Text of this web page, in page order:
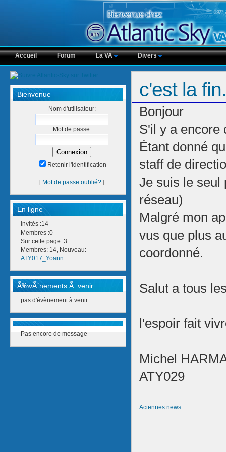
Accueil Forum La VA Divers
Bienvenue
Nom d'utilisateur:
Mot de passe:
Retenir l'identification
[ Mot de passe oublié? ]
En ligne
Invités :14
Membres :0
Sur cette page :3
Membres: 14, Nouveau:
ATY017_Yoann
Ã‰vÃ¨nements Ã venir
pas d'évènement à venir
Pas encore de message
c'est la
Bonjour
S'il y a encore
Étant donné
staff de
Je suis le seul
réseau)
Malgré mon
vus que plus
coordonné.
Salut a tous
l'espoir fait
Michel
ATY029
Aciennes news